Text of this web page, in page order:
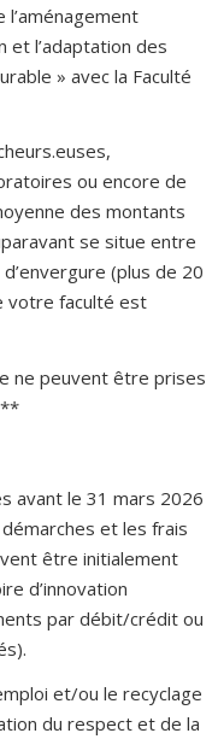
l’aménagement
et l’adaptation des
» avec la Faculté
ou encore de
des montants
se situe entre
(plus de 20
votre faculté est
ne peuvent être prises
avant le 31 mars 2026
et les frais
être initialement
d’innovation
par débit/crédit ou
et/ou le recyclage
du respect et de la